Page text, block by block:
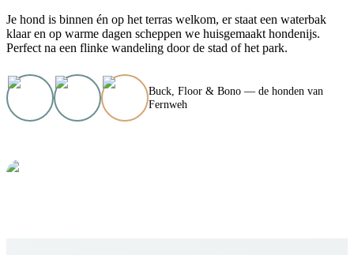
Je hond is binnen én op het terras welkom, er staat een waterbak
klaar en op warme dagen scheppen we huisgemaakt hondenijs.
Perfect na een flinke wandeling door de stad of het park.
Buck, Floor & Bono — de honden van
Fernweh